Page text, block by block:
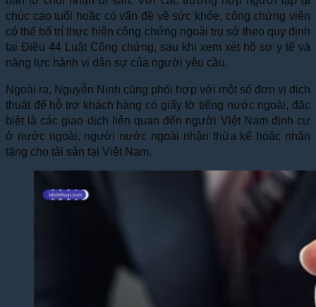
chúc cao tuổi hoặc có vấn đề về sức khỏe, công chứng viên
có thể bố trí thực hiện công chứng ngoài trụ sở theo quy định
tại Điều 44 Luật Công chứng, sau khi xem xét hồ sơ y tế và
năng lực hành vi dân sự của người yêu cầu.
Ngoài ra, Nguyễn Ninh cũng phối hợp với một số đơn vị dịch
thuật để hỗ trợ khách hàng có giấy tờ tiếng nước ngoài, đặc
biệt là các giao dịch liên quan đến người Việt Nam định cư
ở nước ngoài, người nước ngoài nhận thừa kế hoặc nhận
tặng cho tài sản tại Việt Nam.